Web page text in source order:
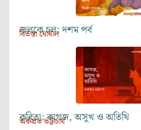
জলকে চল: দশম পর্ব
বিতস্তা ঘোষাল
কবিতা: কাগজ, অসুখ ও অতিথি
অর্কপ্রভ ভট্টাচার্য